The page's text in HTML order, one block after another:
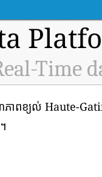
Time
ភាពខ្យល់ Haute-
។